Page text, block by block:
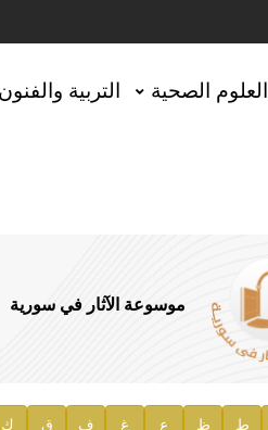
العلوم الصحية التربية والفنون
موسوعة الآثار في سورية
ط ظ ع غ ف ق ك